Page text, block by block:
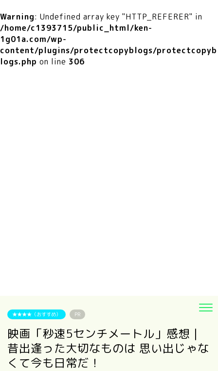
Warning: Undefined array key "HTTP_REFERER" in
/home/c1393715/public_html/ken-
1g01a.com/wp-
content/plugins/protectcopyblogs/protectcopyb
logs.php on line 306
★★★★（おすすめ） PR
映画「秒速5センチメートル」感想｜
昔出逢った大切なものは 思い出じゃな
くて今も日常だ！